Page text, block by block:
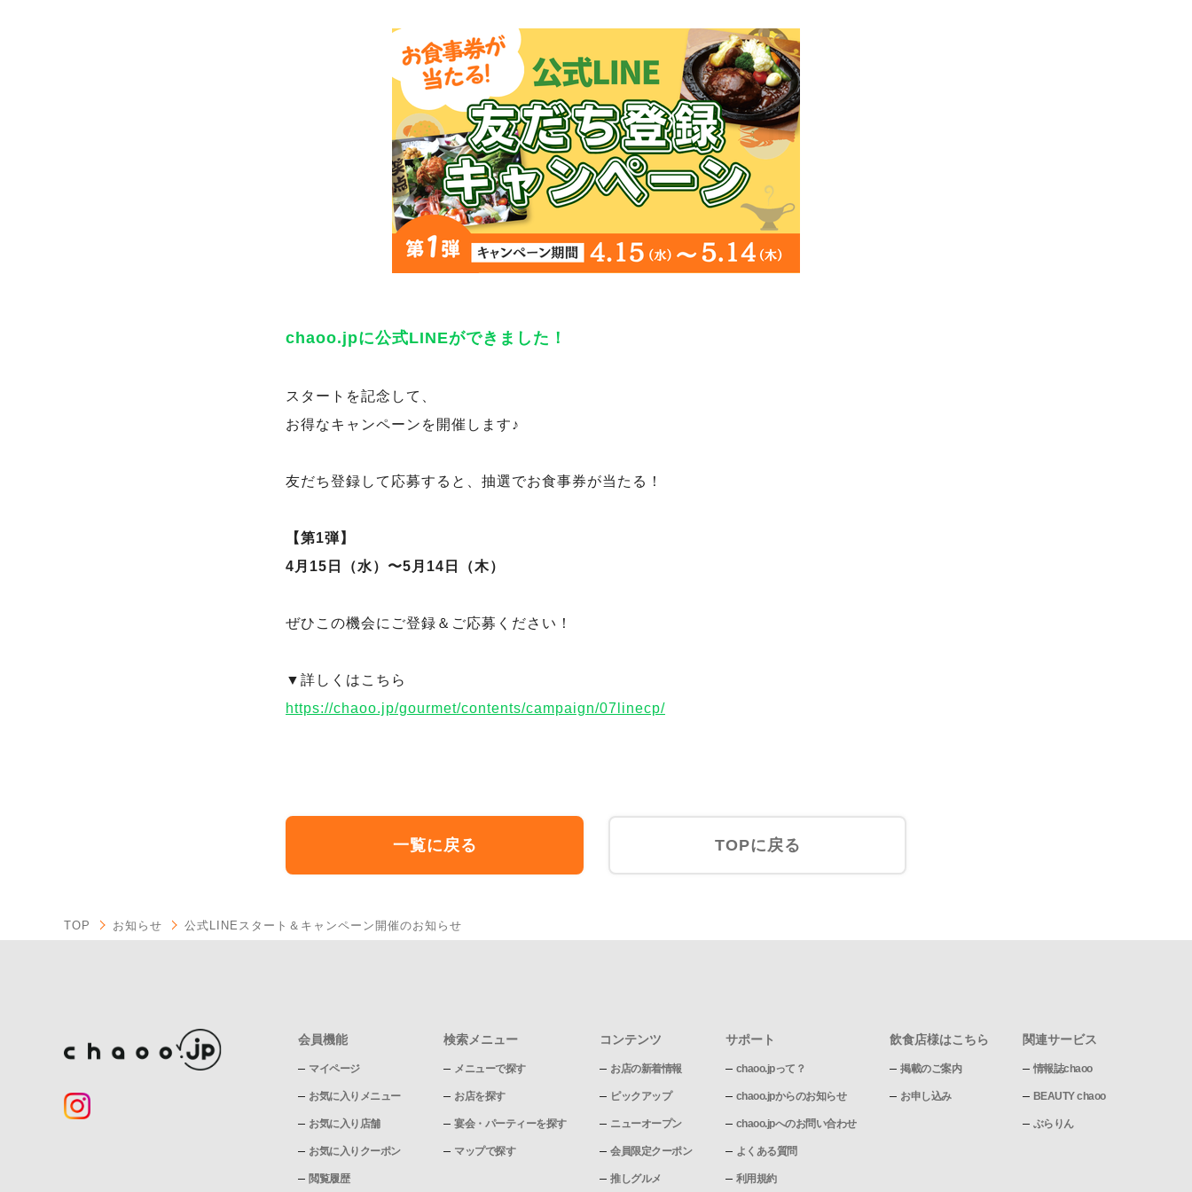
chaoo.jpに公式LINEができました！
スタートを記念して、
お得なキャンペーンを開催します♪
友だち登録して応募すると、抽選でお食事券が当たる！
【第1弾】
4月15日（水）〜5月14日（木）
ぜひこの機会にご登録＆ご応募ください！
▼詳しくはこちら
https://chaoo.jp/gourmet/contents/campaign/07linecp/
一覧に戻る TOPに戻る
TOP お知らせ 公式LINEスタート＆キャンペーン開催のお知らせ
会員機能
マイページ
お気に入りメニュー
お気に入り店舗
お気に入りクーポン
閲覧履歴
検索メニュー
メニューで探す
お店を探す
宴会・パーティーを探す
マップで探す
コンテンツ
お店の新着情報
ピックアップ
ニューオープン
会員限定クーポン
推しグルメ
サポート
chaoo.jpって？
chaoo.jpからのお知らせ
chaoo.jpへのお問い合わせ
よくある質問
利用規約
飲食店様はこちら
掲載のご案内
お申し込み
関連サービス
情報誌chaoo
BEAUTY chaoo
ぶらりん